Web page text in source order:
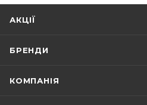
АКЦІЇ
БРЕНДИ
КОМПАНІЯ